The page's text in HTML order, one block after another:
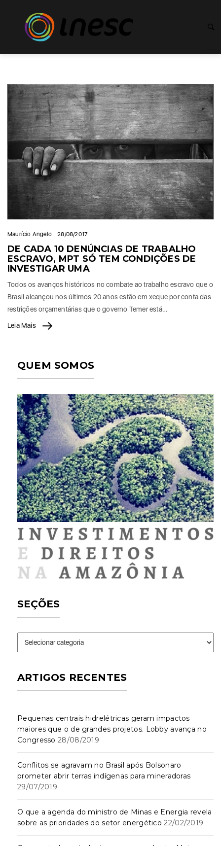
Maurício Angelo 28/08/2017
DE CADA 10 DENÚNCIAS DE TRABALHO
ESCRAVO, MPT SÓ TEM CONDIÇÕES DE
INVESTIGAR UMA
Todos os avanços históricos no combate ao trabalho escravo que o
Brasil alcançou nos últimos 20 anos estão em xeque por conta das
restrições orçamentárias que o governo Temer está…
Leia Mais
QUEM SOMOS
SEÇÕES
Seções
ARTIGOS RECENTES
Pequenas centrais hidrelétricas geram impactos
maiores que o de grandes projetos. Lobby avança no
Congresso 28/08/2019
Conflitos se agravam no Brasil após Bolsonaro
prometer abrir terras indígenas para mineradoras
29/07/2019
O que a agenda do ministro de Minas e Energia revela
sobre as prioridades do setor energético 22/02/2019